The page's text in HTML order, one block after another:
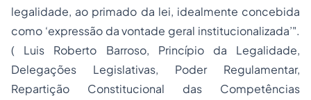
legalidade, ao primado da lei, idealmente concebida
como ‘expressão da vontade geral institucionalizada’".
( Luis Roberto Barroso, Princípio da Legalidade,
Delegações Legislativas, Poder Regulamentar,
Repartição Constitucional das Competências